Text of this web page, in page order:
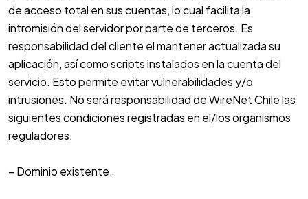
de acceso total en sus cuentas, lo cual facilita la
intromisión del servidor por parte de terceros. Es
responsabilidad del cliente el mantener actualizada su
aplicación, así como scripts instalados en la cuenta del
servicio. Esto permite evitar vulnerabilidades y/o
intrusiones. No será responsabilidad de WireNet Chile las
siguientes condiciones registradas en el/los organismos
reguladores.
– Dominio existente.